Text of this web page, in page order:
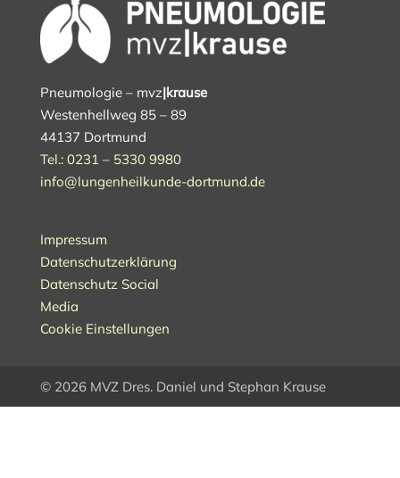
Pneumologie – mvz|krause
Westenhellweg 85 – 89
44137 Dortmund
Tel.: 0231 – 5330 9980
info@lungenheilkunde-dortmund.de
Impressum
Datenschutzerklärung
Datenschutz Social
Media
Cookie Einstellungen
© 2026 MVZ Dres. Daniel und Stephan Krause